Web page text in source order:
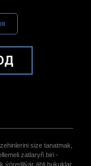
size tanatmak,
zatlaryñ biri -
ýöredilýär ähli hukuklar